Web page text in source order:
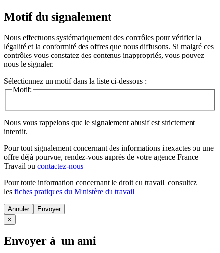
Motif du signalement
Nous effectuons systématiquement des contrôles pour vérifier la
légalité et la conformité des offres que nous diffusons. Si malgré ces
contrôles vous constatez des contenus inappropriés, vous pouvez
nous le signaler.
Sélectionnez un motif dans la liste ci-dessous :
Motif:
Nous vous rappelons que le signalement abusif est strictement
interdit.
Pour tout signalement concernant des informations inexactes ou une
offre déjà pourvue, rendez-vous auprès de votre agence France
Travail ou contactez-nous
Pour toute information concernant le droit du travail, consultez
les fiches pratiques du Ministère du travail
Annuler
×
Envoyer à un ami